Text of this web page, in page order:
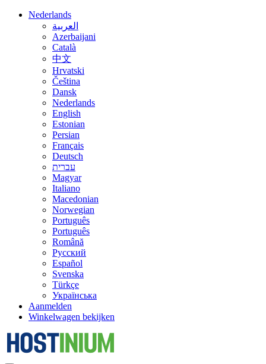
Nederlands
العربية
Azerbaijani
Català
中文
Hrvatski
Čeština
Dansk
Nederlands
English
Estonian
Persian
Français
Deutsch
עברית
Magyar
Italiano
Macedonian
Norwegian
Português
Português
Română
Русский
Español
Svenska
Türkçe
Українська
Aanmelden
Winkelwagen bekijken